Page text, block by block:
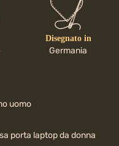
Disegnato in
Germania
uomo
porta laptop da donna